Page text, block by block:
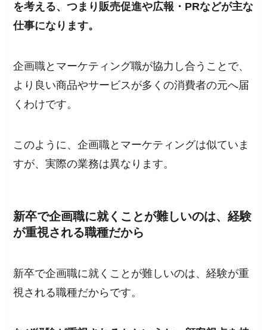
を考える、つまり販売促進や広報・PRなどが主な
仕事になります。
企画職とマーケティング職が協力し合うことで、
より良い商品やサービスが多くの消費者の元へ届
くわけです。
このように、企画職とマーケティングは似ていま
すが、実際の業務は異なります。
新卒で企画職に就くことが難しいのは、経験
が重視される職種だから
新卒で企画職に就くことが難しいのは、経験が重
視される職種だからです。